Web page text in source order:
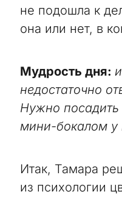
не подошла к
она или нет, в
Мудрость дня:
недостаточно
Нужно
мини-бокалом у
Итак, Тамара
из психологии